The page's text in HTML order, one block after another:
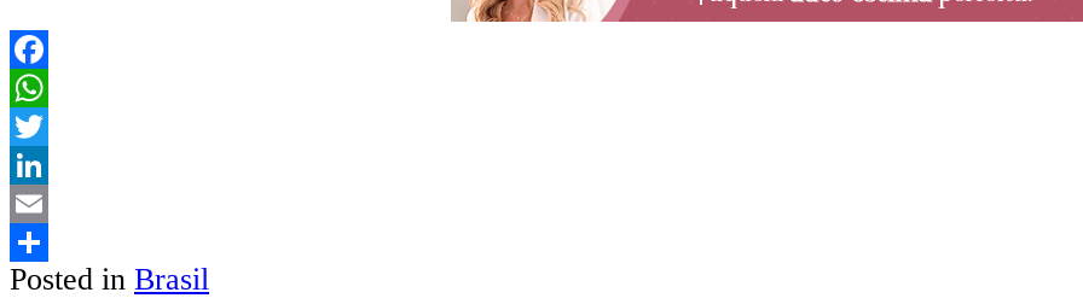
Facebook
WhatsApp
Twitter
LinkedIn
Email
Share
Posted in Brasil